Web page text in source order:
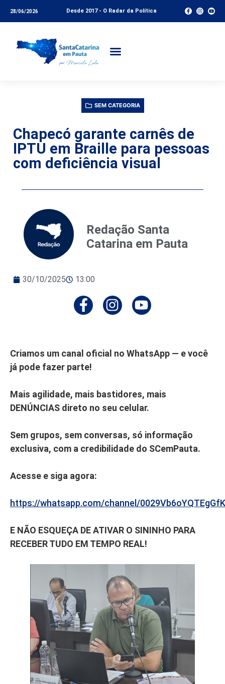
28/06/2026 Desde 2017 - O Radar da Política
SEM CATEGORIA
Chapecó garante carnês de
IPTU em Braille para pessoas
com deficiência visual
Redação Santa
Catarina em Pauta
30/10/2025 13:00
Criamos um canal oficial no WhatsApp — e você
já pode fazer parte!
Mais agilidade, mais bastidores, mais
DENÚNCIAS direto no seu celular.
Sem grupos, sem conversas, só informação
exclusiva, com a credibilidade do SCemPauta.
Acesse e siga agora:
https://whatsapp.com/channel/
E NÃO ESQUEÇA DE ATIVAR O SININHO PARA
RECEBER TUDO EM TEMPO REAL!